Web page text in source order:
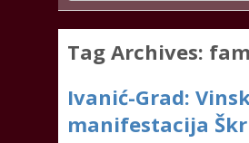
Tag Archives:
Ivanić-Grad:
manifestacija